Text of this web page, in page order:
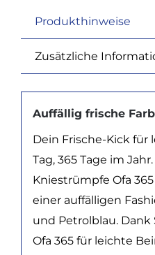
Produkthinweise
Zusätzliche
Auffällig frische
Dein Frische-Kick für
Tag, 365 Tage im
Kniestrümpfe Ofa
einer auffälligen
und Petrolblau.
Ofa 365 für leichte